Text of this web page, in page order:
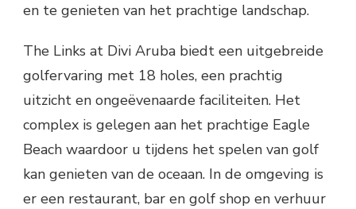
en te genieten van het prachtige landschap.
The Links at Divi Aruba biedt een uitgebreide
golfervaring met 18 holes, een prachtig
uitzicht en ongeëvenaarde faciliteiten. Het
complex is gelegen aan het prachtige Eagle
Beach waardoor u tijdens het spelen van golf
kan genieten van de oceaan. In de omgeving is
er een restaurant, bar en golf shop en verhuur